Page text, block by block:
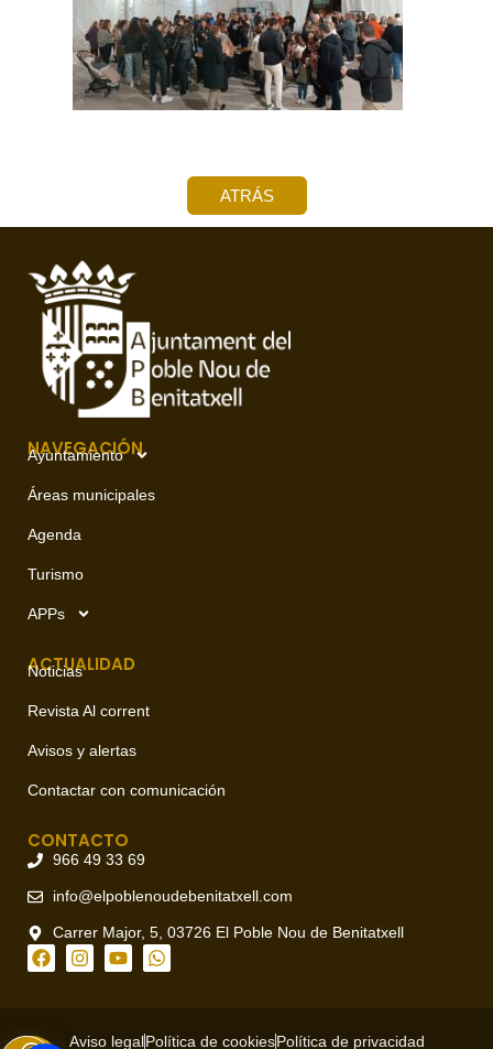
ATRÁS
NAVEGACIÓN
Ayuntamiento
Áreas municipales
Agenda
Turismo
APPs
ACTUALIDAD
Noticias
Revista Al corrent
Avisos y alertas
Contactar con comunicación
CONTACTO
966 49 33 69
info@elpoblenoudebenitatxell.com
Carrer Major, 5, 03726 El Poble Nou de Benitatxell
Aviso legalPolítica de cookiesPolítica de privacidad